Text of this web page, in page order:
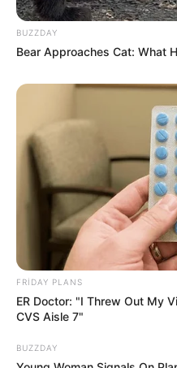
15:15 / 06 Avqust 2026
Attestasiyadan
çıxarılmaq demək
məqamlar
84
BUZZDAY
Bear Approaches Cat: What
FRIDAY PLANS
ER Doctor: "I Threw Out My
CVS Aisle 7"
BUZZDAY